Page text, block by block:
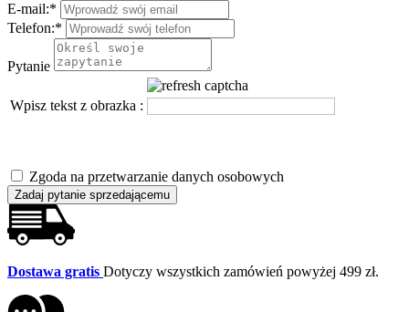
E-mail:*
Telefon:*
Pytanie
Wpisz tekst z obrazka :
Zgoda na przetwarzanie danych osobowych
Zadaj pytanie sprzedającemu
Dostawa gratis Dotyczy wszystkich zamówień powyżej 499 zł.